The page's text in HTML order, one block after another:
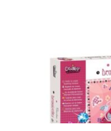
Datenschutz